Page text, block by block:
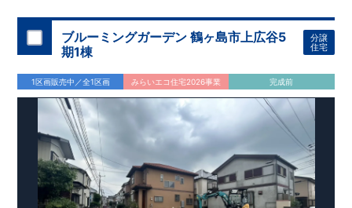
｢数百年に一度発生する地震に対して、倒壊、崩壊しない。｣
という基準から、さらに1.5倍の耐震力を達成しています。
【住宅性能評価ダブル取得】
・設計住宅性能評価：建物設計段階で、国が認めた第三者機関
が評価しています。
・建設住宅性能評価：評価を受けた図面通りに施工されている
か、建設までに、計4回のチェックが行われます。
図面や書類上だけでなく、現場の施工状況を検査した上で、品
質を保証しています。
【長期優良住宅】
長期優良住宅とは、｢良い家を作って、きちんと手入れをして、
長く大切に使う｣ことを目的とした認定制度。
住宅ローン減税、固定資産税などの税制優遇を受けられるだけ
ブルーミングガーデン 鶴ヶ島市上広谷5
期1棟
分譲
住宅
1区画販売中／全1区画 みらいエコ住宅2026事業 完成前